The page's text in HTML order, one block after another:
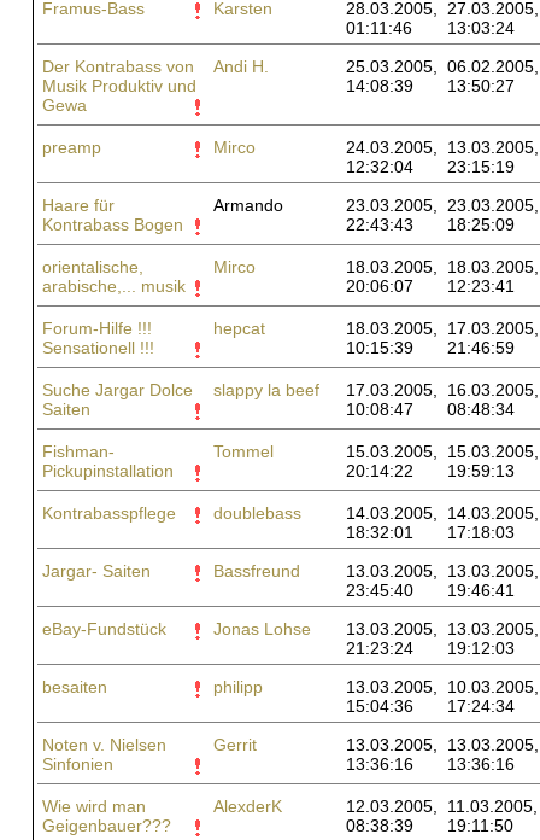
Framus-Bass Karsten
28.03.2005,
01:11:46
27.03.2005,
13:03:24
Der Kontrabass von
Musik Produktiv und
Gewa
Andi H.
25.03.2005,
14:08:39
06.02.2005,
13:50:27
preamp Mirco
24.03.2005,
12:32:04
13.03.2005,
23:15:19
Haare für
Kontrabass Bogen
Armando
23.03.2005,
22:43:43
23.03.2005,
18:25:09
orientalische,
arabische,... musik
Mirco
18.03.2005,
20:06:07
18.03.2005,
12:23:41
Forum-Hilfe !!!
Sensationell !!!
hepcat
18.03.2005,
10:15:39
17.03.2005,
21:46:59
Suche Jargar Dolce
Saiten
slappy la beef
17.03.2005,
10:08:47
16.03.2005,
08:48:34
Fishman-
Pickupinstallation
Tommel
15.03.2005,
20:14:22
15.03.2005,
19:59:13
Kontrabasspflege doublebass
14.03.2005,
18:32:01
14.03.2005,
17:18:03
Jargar- Saiten
Bassfreund
13.03.2005,
23:45:40
13.03.2005,
19:46:41
eBay-Fundstück
Jonas Lohse
13.03.2005,
21:23:24
13.03.2005,
19:12:03
besaiten
philipp
13.03.2005,
15:04:36
10.03.2005,
17:24:34
Noten v. Nielsen
Sinfonien
Gerrit
13.03.2005,
13:36:16
13.03.2005,
13:36:16
Wie wird man
Geigenbauer???
AlexderK
12.03.2005,
08:38:39
11.03.2005,
19:11:50